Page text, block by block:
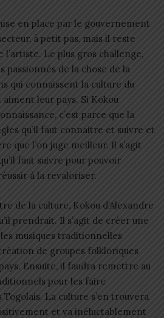
en place par le gouvernement
à petit pas, mais il reste
l’artiste. Le plus gros challenge,
passionnés de la chose de la
qui connaissent la culture du
leur pays. Si Kokou
c’est parce que la
qu’il faut connaitre et suivre et
que l’on juge meilleur. Il s’agit
faut suivre pour pouvoir
à la revaloriser.
de la culture, Kokou d’Alexandre
prendrait. Il s’agit de créer une
musiques traditionnelles
de groupes folkloriques
Ensuite, il faudra remettre au
pour les faire
La culture s’en trouvera
et va inéluctablement